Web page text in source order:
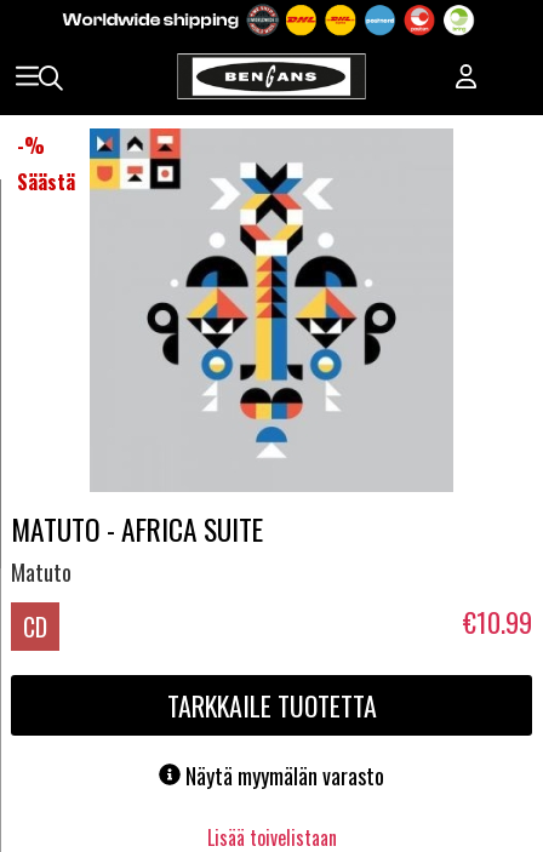
-%
Säästä
MATUTO - AFRICA SUITE
Matuto
CD €10.99
TARKKAILE TUOTETTA
Näytä myymälän varasto
Lisää toivelistaan